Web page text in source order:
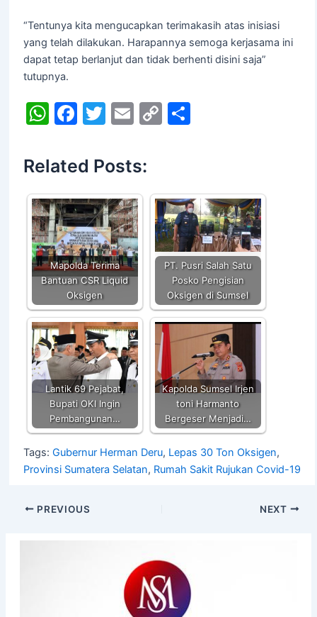
“Tentunya kita mengucapkan terimakasih atas inisiasi
yang telah dilakukan. Harapannya semoga kerjasama ini
dapat tetap berlanjut dan tidak berhenti disini saja”
tutupnya.
W
at
s
A
p
p
F
c
e
b
o
o
k
T
itt
er
E
ai
l
C
Li
n
k
S
Related Posts:
Mapolda Terima
Bantuan CSR Liquid
Oksigen
PT. Pusri Salah Satu
Posko Pengisian
Oksigen di Sumsel
Lantik 69 Pejabat,
Bupati OKI Ingin
Pembangunan…
Kapolda Sumsel Irjen
toni Harmanto
Bergeser Menjadi…
Tags: Gubernur Herman Deru, Lepas 30 Ton Oksigen,
Provinsi Sumatera Selatan, Rumah Sakit Rujukan Covid-19
PREVIOUS NEXT